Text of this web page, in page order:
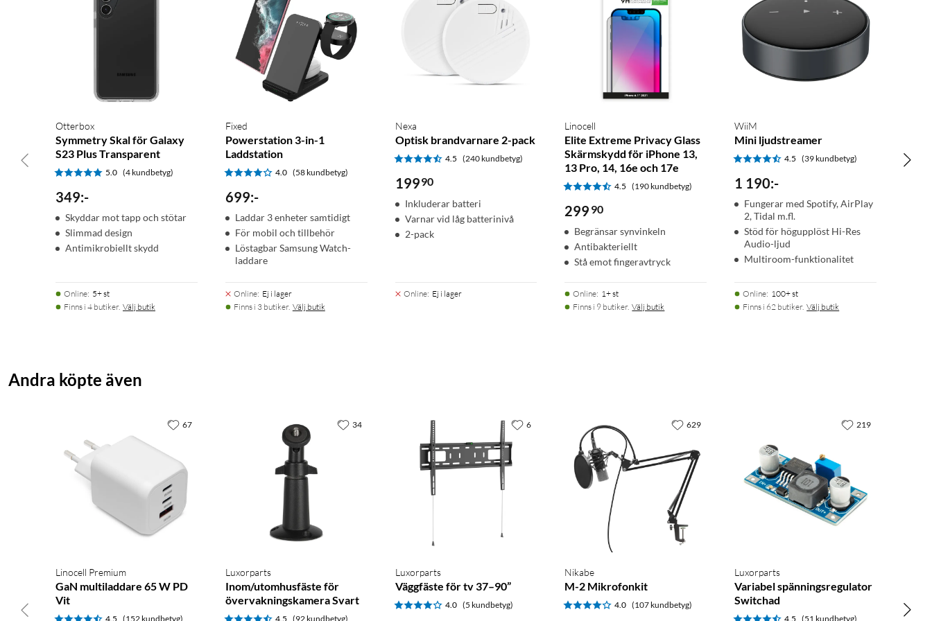
Otterbox
Symmetry Skal för Galaxy
S23 Plus Transparent
5.0 (4 kundbetyg)
349:-
Skyddar mot tapp och stötar
Slimmad design
Antimikrobiellt skydd
Online: 5+ st
Finns i 4 butiker. Välj butik
Fixed
Powerstation 3-in-1
Laddstation
4.0 (58 kundbetyg)
699:-
Laddar 3 enheter samtidigt
För mobil och tillbehör
Löstagbar Samsung Watch-
laddare
Online: Ej i lager
Finns i 3 butiker. Välj butik
Nexa
Optisk brandvarnare 2-pack
4.5 (240 kundbetyg)
19990
Inkluderar batteri
Varnar vid låg batterinivå
2-pack
Online: Ej i lager
Linocell
Elite Extreme Privacy Glass
Skärmskydd för iPhone 13,
13 Pro, 14, 16e och 17e
4.5 (190 kundbetyg)
299 90
Begränsar synvinkeln
Antibakteriellt
Stå emot fingeravtryck
Online: 1+ st
Finns i 9 butiker. Välj butik
WiiM
Mini ljudstreamer
4.5 (39 kundbetyg)
1 190:-
Fungerar med Spotify, AirPlay
2, Tidal m.fl.
Stöd för högupplöst Hi-Res
Audio-ljud
Multiroom-funktionalitet
Online: 100+ st
Finns i 62 butiker. Välj butik
Andra köpte även
Linocell Premium
GaN multiladdare 65 W PD
Vit
4.5 (152 kundbetyg)
67
Luxorparts
Inom/utomhusfäste för
övervakningskamera Svart
4.5 (92 kundbetyg)
34
Luxorparts
Väggfäste för tv 37–90”
4.0 (5 kundbetyg)
6
Nikabe
M-2 Mikrofonkit
4.0 (107 kundbetyg)
629
Luxorparts
Variabel spänningsregulator
Switchad
4.5 (51 kundbetyg)
219